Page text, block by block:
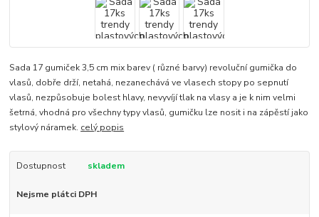
Sada 17 gumiček 3,5 cm mix barev ( různé barvy) revoluční gumička do
vlasů, dobře drží, netahá, nezanechává ve vlasech stopy po sepnutí
vlasů, nezpůsobuje bolest hlavy, nevyvíjí tlak na vlasy a je k nim velmi
šetrná, vhodná pro všechny typy vlasů, gumičku lze nosit i na zápěstí jako
stylový náramek. celý popis
Dostupnost skladem
Nejsme plátci DPH